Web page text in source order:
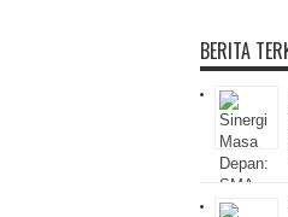
BERITA